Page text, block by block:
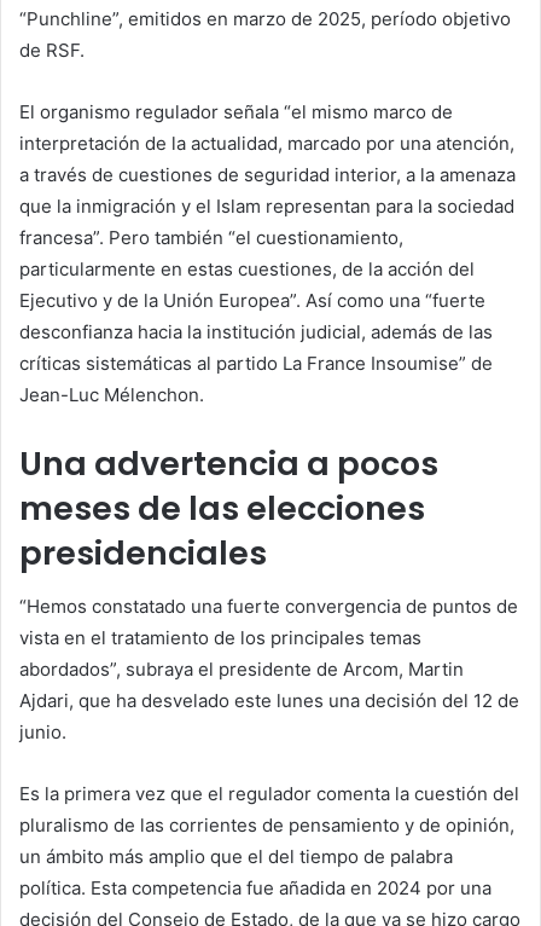
“Punchline”, emitidos en marzo de 2025, período objetivo
de RSF.
El organismo regulador señala “el mismo marco de
interpretación de la actualidad, marcado por una atención,
a través de cuestiones de seguridad interior, a la amenaza
que la inmigración y el Islam representan para la sociedad
francesa”. Pero también “el cuestionamiento,
particularmente en estas cuestiones, de la acción del
Ejecutivo y de la Unión Europea”. Así como una “fuerte
desconfianza hacia la institución judicial, además de las
críticas sistemáticas al partido La France Insoumise” de
Jean-Luc Mélenchon.
Una advertencia a pocos
meses de las elecciones
presidenciales
“Hemos constatado una fuerte convergencia de puntos de
vista en el tratamiento de los principales temas
abordados”, subraya el presidente de Arcom, Martin
Ajdari, que ha desvelado este lunes una decisión del 12 de
junio.
Es la primera vez que el regulador comenta la cuestión del
pluralismo de las corrientes de pensamiento y de opinión,
un ámbito más amplio que el del tiempo de palabra
política. Esta competencia fue añadida en 2024 por una
decisión del Consejo de Estado, de la que ya se hizo cargo